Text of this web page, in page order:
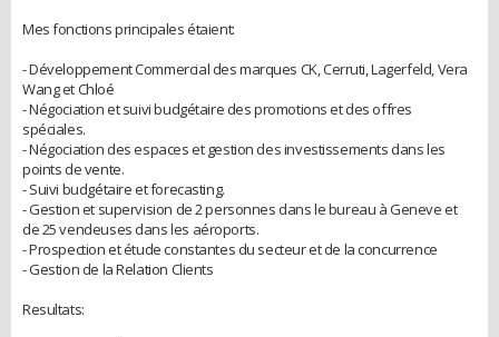
Mes fonctions principales étaient:
- Développement Commercial des marques CK, Cerruti, Lagerfeld, Vera
Wang et Chloé
- Négociation et suivi budgétaire des promotions et des offres
spéciales.
- Négociation des espaces et gestion des investissements dans les
points de vente.
- Suivi budgétaire et forecasting.
- Gestion et supervision de 2 personnes dans le bureau à Geneve et
de 25 vendeuses dans les aéroports.
- Prospection et étude constantes du secteur et de la concurrence
- Gestion de la Relation Clients
Resultats: